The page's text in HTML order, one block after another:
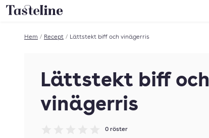
Till Tastelines startsida
Hem / Recept / Lättstekt biff och vinägerris
Lättstekt biff och
vinägerris
0 röster